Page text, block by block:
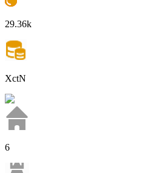
29.36k
XctN
6